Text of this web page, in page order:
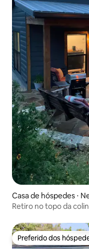
Casa de hóspedes ⋅
Retiro no topo da
Preferido dos
Preferido dos